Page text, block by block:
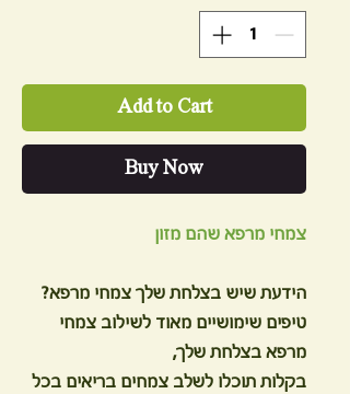
Add to Cart
Buy Now
צמחי מרפא שהם מזון
הידעת שיש בצלחת שלך צמחי מרפא?
טיפים שימושיים מאוד לשילוב צמחי
מרפא בצלחת שלך,
בקלות תוכלו לשלב צמחים בריאים בכל